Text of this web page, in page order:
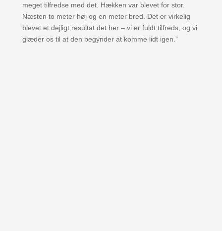
meget tilfredse med det. Hækken var blevet for stor.
Næsten to meter høj og en meter bred. Det er virkelig
blevet et dejligt resultat det her – vi er fuldt tilfreds, og vi
glæder os til at den begynder at komme lidt igen.”